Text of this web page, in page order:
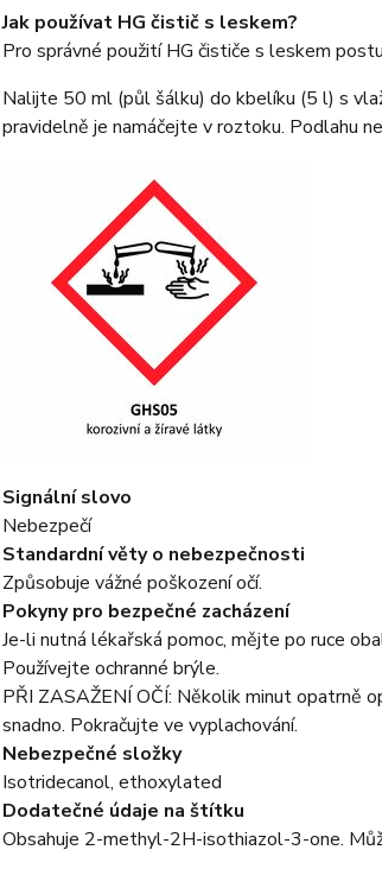
Jak používat HG čistič s leskem?
Pro správné použití HG čističe s leskem
Nalijte 50 ml (půl šálku) do kbelíku (5 l) s
pravidelně je namáčejte v roztoku. Podlahu
Signální slovo
Nebezpečí
Standardní věty o nebezpečnosti
Způsobuje vážné poškození očí.
Pokyny pro bezpečné zacházení
Je-li nutná lékařská pomoc, mějte po ruce
Používejte ochranné brýle.
PŘI ZASAŽENÍ OČÍ: Několik minut opatrně
snadno. Pokračujte ve vyplachování.
Nebezpečné složky
Isotridecanol, ethoxylated
Dodatečné údaje na štítku
Obsahuje 2-methyl-2H-isothiazol-3-one.